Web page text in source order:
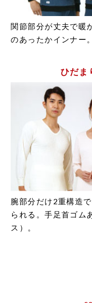
関節部分が丈夫で暖
のあったかインナー。
ひだま
腕部分だけ2重構造
られる。手足首ゴム
ス）。